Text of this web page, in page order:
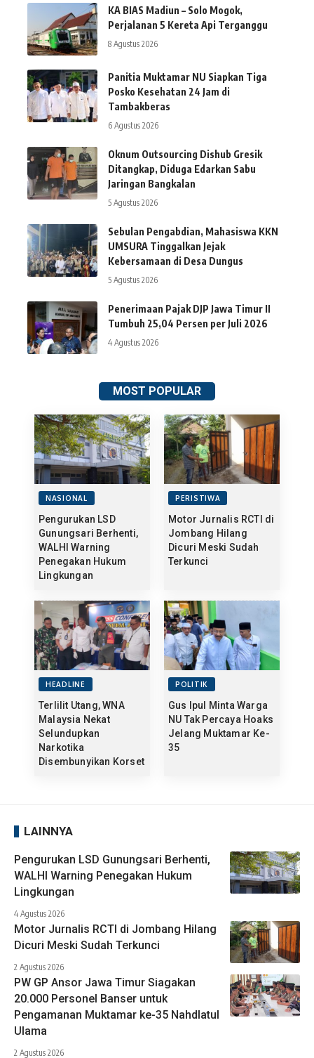
KA BIAS Madiun – Solo Mogok,
Perjalanan 5 Kereta Api Terganggu
8 Agustus 2026
Panitia Muktamar NU Siapkan Tiga
Posko Kesehatan 24 Jam di
Tambakberas
6 Agustus 2026
Oknum Outsourcing Dishub Gresik
Ditangkap, Diduga Edarkan Sabu
Jaringan Bangkalan
5 Agustus 2026
Sebulan Pengabdian, Mahasiswa KKN
UMSURA Tinggalkan Jejak
Kebersamaan di Desa Dungus
5 Agustus 2026
Penerimaan Pajak DJP Jawa Timur II
Tumbuh 25,04 Persen per Juli 2026
4 Agustus 2026
MOST POPULAR
NASIONAL
Pengurukan LSD
Gunungsari Berhenti,
WALHI Warning
Penegakan Hukum
Lingkungan
PERISTIWA
Motor Jurnalis RCTI di
Jombang Hilang
Dicuri Meski Sudah
Terkunci
HEADLINE
Terlilit Utang, WNA
Malaysia Nekat
Selundupkan
Narkotika
Disembunyikan Korset
POLITIK
Gus Ipul Minta Warga
NU Tak Percaya Hoaks
Jelang Muktamar Ke-
35
LAINNYA
Pengurukan LSD Gunungsari Berhenti,
WALHI Warning Penegakan Hukum
Lingkungan
4 Agustus 2026
Motor Jurnalis RCTI di Jombang Hilang
Dicuri Meski Sudah Terkunci
2 Agustus 2026
PW GP Ansor Jawa Timur Siagakan
20.000 Personel Banser untuk
Pengamanan Muktamar ke-35 Nahdlatul
Ulama
2 Agustus 2026